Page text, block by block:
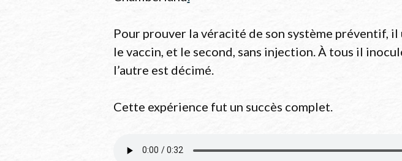
Pour prouver la véracité de son système préventif,
le vaccin, et le second, sans injection. À tous il
l’autre est décimé.
Cette expérience fut un succès complet.